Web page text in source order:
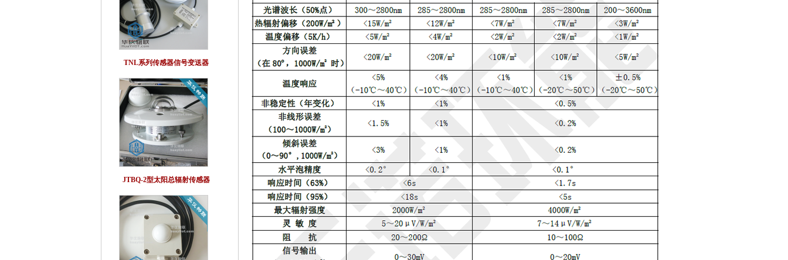
TNL系列传感器信号变送器
JTBQ-2型太阳总辐射传感器